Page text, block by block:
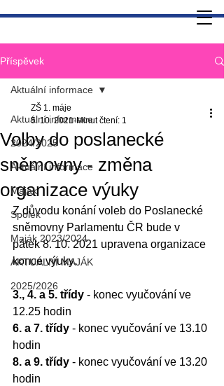
Příspěvek
Aktuální informace
2024/2025
Aktuální informace
Maják
Spolek
Maják 2023/2024
AKTUÁLNÍ MAJÁK
2025/2026
Aktuální informace
Volby do poslanecké
sněmovny - změna
organizace výuky
ZŠ 1. máje
5. 10. 2021 Minut čtení: 1
Z důvodu konání voleb do Poslanecké
sněmovny Parlamentu ČR bude v
pátek 8. 10. 2021 upravena organizace
konce výuky.
3., 4. a 5. třídy - konec vyučování ve
12.25 hodin
6. a 7. třídy - konec vyučování ve 13.10
hodin
8. a 9. třídy - konec vyučování ve 13.20
hodin